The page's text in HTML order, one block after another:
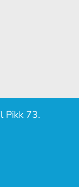
Pikk 73.